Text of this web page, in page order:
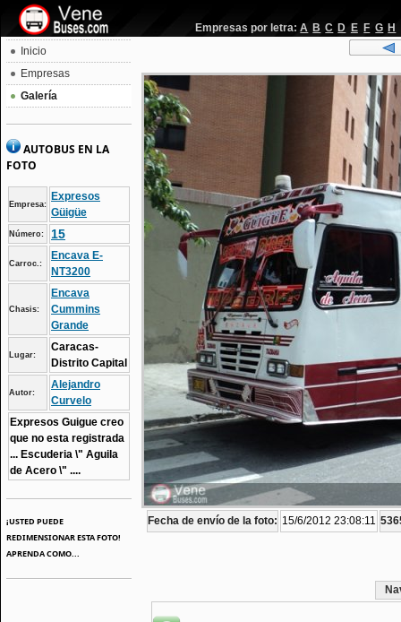
Empresas por letra: A B C D E F G H
Inicio
Empresas
Galería
AUTOBUS EN LA
FOTO
Empresa:
Expresos
Güigüe
Número: 15
Carroc.:
Encava E-
NT3200
Chasis:
Encava
Cummins
Grande
Lugar:
Caracas-
Distrito Capital
Autor:
Alejandro
Curvelo
Expresos Guigue creo
que no esta registrada
... Escuderia \" Aguila
de Acero \" ....
¡USTED PUEDE
REDIMENSIONAR ESTA FOTO!
APRENDA COMO...
Fecha de envío de la foto: 15/6/2012 23:08:11